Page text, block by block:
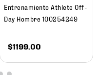
Entrenamiento Athlete Off-
Day Hombre 100254249
$1199.00